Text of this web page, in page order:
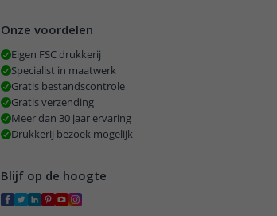
Onze voordelen
Eigen FSC drukkerij
Specialist in maatwerk
Gratis bestandscontrole
Gratis verzending
Meer dan 30 jaar ervaring
Drukkerij bezoek mogelijk
Blijf op de hoogte